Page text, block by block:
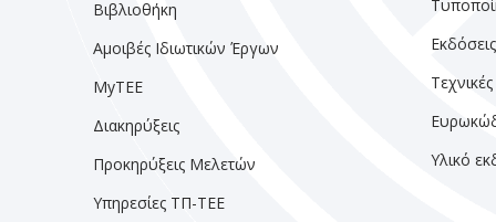
Βιβλιοθήκη
Αμοιβές Ιδιωτικών Έργων
MyTEE
Διακηρύξεις
Προκηρύξεις Μελετών
Υπηρεσίες ΤΠ-ΤΕΕ
Εκδόσεις
Υλικό